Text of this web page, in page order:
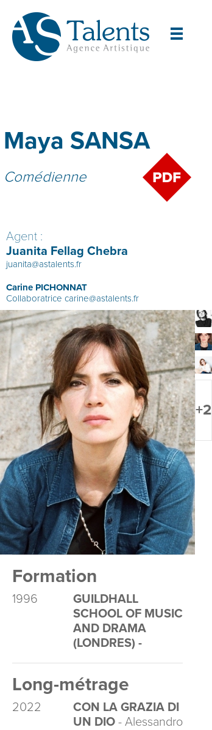
Maya SANSA
Comédienne
Agent :
Juanita Fellag Chebra
juanita@astalents.fr
Carine PICHONNAT
Collaboratrice carine@astalents.fr
+2
Formation
1996
GUILDHALL
SCHOOL OF MUSIC
AND DRAMA
(LONDRES) -
Long-métrage
2022
CON LA GRAZIA DI
UN DIO - Alessandro